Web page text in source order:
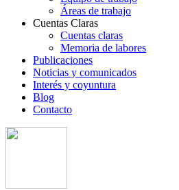
Áreas de trabajo
Cuentas Claras
Cuentas claras
Memoria de labores
Publicaciones
Noticias y comunicados
Interés y coyuntura
Blog
Contacto